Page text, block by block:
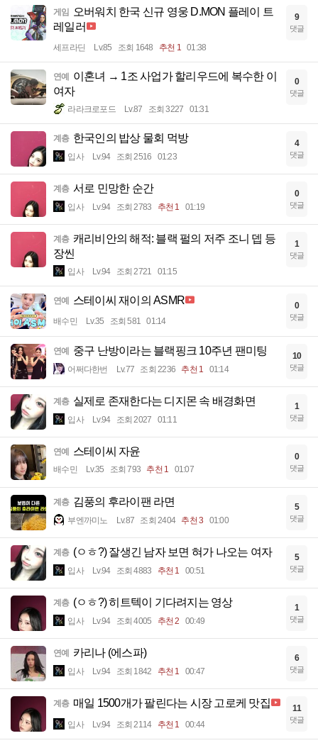
게임
오버워치 한국 신규 영웅 D.MON 플레이 트
레일러
세프라딘 Lv.85 조회 1648 추천 1 01:38
9
댓글
연예
이혼녀 → 1조 사업가 할리우드에 복수한 이
여자
라라크로포드 Lv.87 조회 3227 01:31
0
댓글
계층 한국인의 밥상 물회 먹방
입사 Lv.94 조회 2516 01:23
4
댓글
계층 서로 민망한 순간
입사 Lv.94 조회 2783 추천 1 01:19
0
댓글
계층 캐리비안의 해적: 블랙 펄의 저주 조니 뎁 등
장씬
입사 Lv.94 조회 2721 01:15
1
댓글
연예 스테이씨 재이의 ASMR
배수민 Lv.35 조회 581 01:14
0
댓글
연예 중구 난방이라는 블랙핑크 10주년 팬미팅
어쩌다한번 Lv.77 조회 2236 추천 1 01:14
10
댓글
계층 실제로 존재한다는 디지몬 속 배경화면
입사 Lv.94 조회 2027 01:11
1
댓글
연예 스테이씨 자윤
배수민 Lv.35 조회 793 추천 1 01:07
0
댓글
계층 김풍의 후라이팬 라면
부엔까미노 Lv.87 조회 2404 추천 3 01:00
5
댓글
계층 (ㅇㅎ?) 잘생긴 남자 보면 혀가 나오는 여자
입사 Lv.94 조회 4883 추천 1 00:51
5
댓글
계층 (ㅇㅎ?) 히트텍이 기다려지는 영상
입사 Lv.94 조회 4005 추천 2 00:49
1
댓글
연예 카리나 (에스파)
입사 Lv.94 조회 1842 추천 1 00:47
6
댓글
계층 매일 1500개가 팔린다는 시장 고로케 맛집
입사 Lv.94 조회 2114 추천 1 00:44
11
댓글